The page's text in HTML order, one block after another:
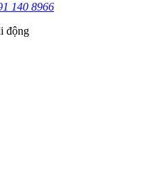
140 8966
động